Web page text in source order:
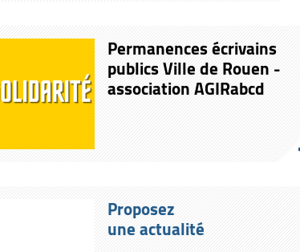
Permanences écrivains
publics Ville de Rouen -
association AGIRabcd
Proposez
une actualité